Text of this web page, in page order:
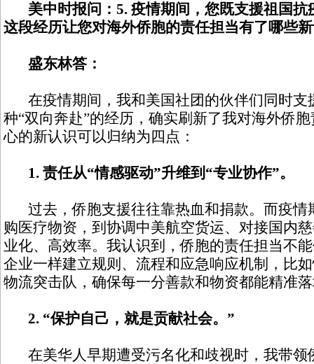
美中时报问：5. 疫情期间，您既支援祖国
这段经历让您对海外侨胞的责任担当有了哪些
盛东林答：
在疫情期间，我和美国社团的伙伴们同时支
种“双向奔赴”的经历，确实刷新了我对海外侨
心的新认识可以归纳为四点：
1. 责任从“情感驱动”升维到“专业协作”。
过去，侨胞支援往往靠热血和捐款。而疫情
购医疗物资，到协调中美航空货运、对接国内
业化、高效率。我认识到，侨胞的责任担当不
企业一样建立规则、流程和应急响应机制，比
物流突击队，确保每一分善款和物资都能精准
2. “保护自己，就是贡献社会。”
在美华人早期遭受污名化和歧视时，我带领